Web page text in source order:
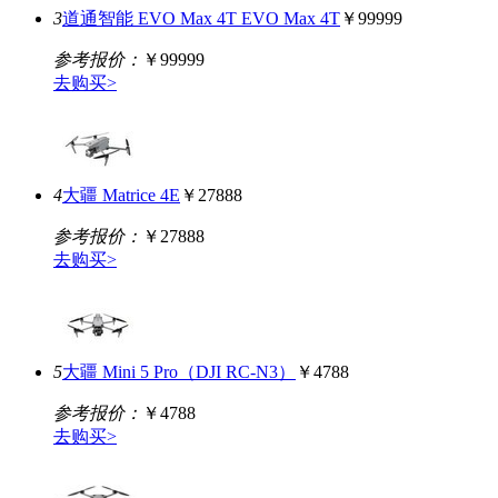
3道通智能 EVO Max 4T EVO Max 4T ￥99999
参考报价： ￥99999
去购买>
4大疆 Matrice 4E ￥27888
参考报价： ￥27888
去购买>
5大疆 Mini 5 Pro（DJI RC-N3） ￥4788
参考报价： ￥4788
去购买>